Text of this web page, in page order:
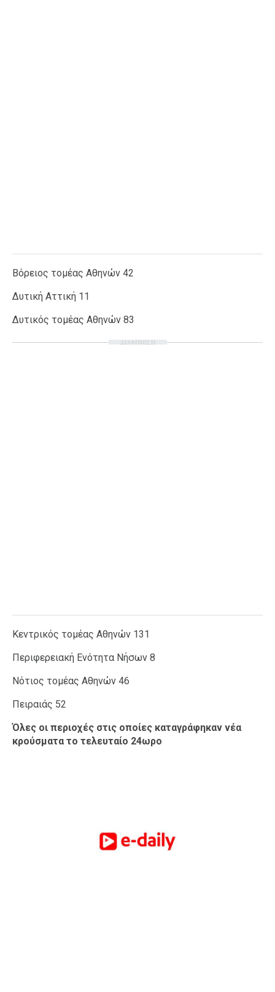
Βόρειος τομέας Αθηνών 42
Δυτική Αττική 11
Δυτικός τομέας Αθηνών 83
ΔΙΑΦΗΜΙΣΗ
Κεντρικός τομέας Αθηνών 131
Περιφερειακή Ενότητα Νήσων 8
Νότιος τομέας Αθηνών 46
Πειραιάς 52
Όλες οι περιοχές στις οποίες καταγράφηκαν νέα
κρούσματα το τελευταίο 24ωρο